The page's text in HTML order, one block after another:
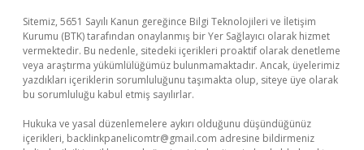
Sitemiz, 5651 Sayılı Kanun gereğince Bilgi Teknolojileri ve İletişim
Kurumu (BTK) tarafından onaylanmış bir Yer Sağlayıcı olarak hizmet
vermektedir. Bu nedenle, sitedeki içerikleri proaktif olarak denetleme
veya araştırma yükümlülüğümüz bulunmamaktadır. Ancak, üyelerimiz
yazdıkları içeriklerin sorumluluğunu taşımakta olup, siteye üye olarak
bu sorumluluğu kabul etmiş sayılırlar.
Hukuka ve yasal düzenlemelere aykırı olduğunu düşündüğünüz
içerikleri, backlinkpanelicomtr@gmail.com adresine bildirmeniz